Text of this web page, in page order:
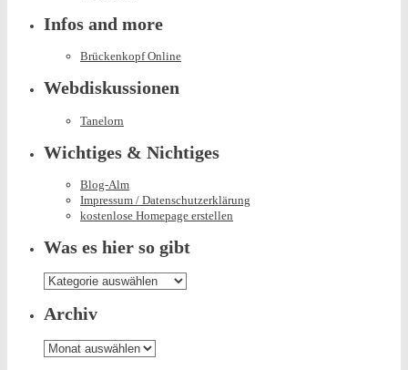
Infos and more
Brückenkopf Online
Webdiskussionen
Tanelorn
Wichtiges & Nichtiges
Blog-Alm
Impressum / Datenschutzerklärung
kostenlose Homepage erstellen
Was es hier so gibt
Was
es
hier
so
gibt
Archiv
Archiv